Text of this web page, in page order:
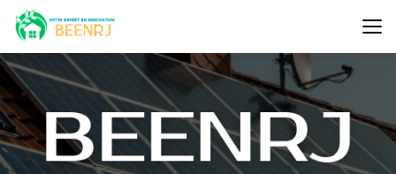
Aller
au
contenu
principal